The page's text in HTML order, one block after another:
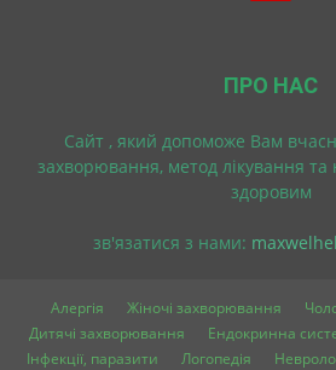
ПРО НАС
Cайт , який допоможе Вам
захворювання, метод лікування
здоровим
зв'язатися з нами:
Алергія Жіночі захворювання
Дитячі захворювання
Ендокринна
Інфекції, паразити
Логопедія